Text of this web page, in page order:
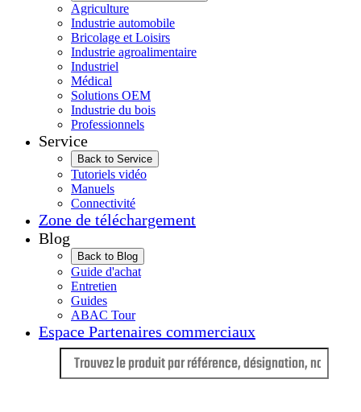
Agriculture
Industrie automobile
Bricolage et Loisirs
Industrie agroalimentaire
Industriel
Médical
Solutions OEM
Industrie du bois
Professionnels
Service
Back to Service
Tutoriels vidéo
Manuels
Connectivité
Zone de téléchargement
Blog
Back to Blog
Guide d'achat
Entretien
Guides
ABAC Tour
Espace Partenaires commerciaux